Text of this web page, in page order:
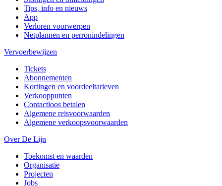
Tips, info en nieuws
App
Verloren voorwerpen
Netplannen en perronindelingen
Vervoerbewijzen
Tickets
Abonnementen
Kortingen en voordeeltarieven
Verkooppunten
Contactloos betalen
Algemene reisvoorwaarden
Algemene verkoopsvoorwaarden
Over De Lijn
Toekomst en waarden
Organisatie
Projecten
Jobs